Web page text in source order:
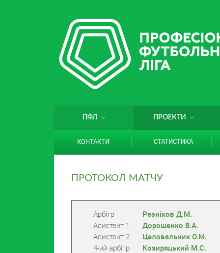
ПФЛ ПРОЕКТИ
КОНТАКТИ СТАТИСТИКА
ПРОТОКОЛ МАТЧУ
Арбітр
Резніков Д.М.
Асистент 1
Дорошенко В.А.
Асистент 2
Целовальник О.М.
4-ий арбітр
Козиряцький М.С.